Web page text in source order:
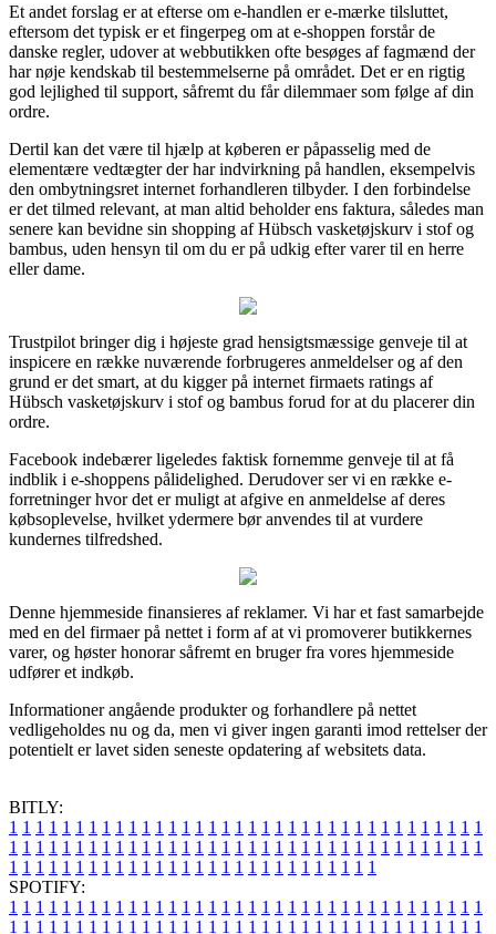
Et andet forslag er at efterse om e-handlen er e-mærke tilsluttet,
eftersom det typisk er et fingerpeg om at e-shoppen forstår de
danske regler, udover at webbutikken ofte besøges af fagmænd der
har nøje kendskab til bestemmelserne på området. Det er en rigtig
god lejlighed til support, såfremt du får dilemmaer som følge af din
ordre.
Dertil kan det være til hjælp at køberen er påpasselig med de
elementære vedtægter der har indvirkning på handlen, eksempelvis
den ombytningsret internet forhandleren tilbyder. I den forbindelse
er det tilmed relevant, at man altid beholder ens faktura, således man
senere kan bevidne sin shopping af Hübsch vasketøjskurv i stof og
bambus, uden hensyn til om du er på udkig efter varer til en herre
eller dame.
Trustpilot bringer dig i højeste grad hensigtsmæssige genveje til at
inspicere en række nuværende forbrugeres anmeldelser og af den
grund er det smart, at du kigger på internet firmaets ratings af
Hübsch vasketøjskurv i stof og bambus forud for at du placerer din
ordre.
Facebook indebærer ligeledes faktisk fornemme genveje til at få
indblik i e-shoppens pålidelighed. Derudover ser vi en række e-
forretninger hvor det er muligt at afgive en anmeldelse af deres
købsoplevelse, hvilket ydermere bør anvendes til at vurdere
kundernes tilfredshed.
Denne hjemmeside finansieres af reklamer. Vi har et fast samarbejde
med en del firmaer på nettet i form af at vi promoverer butikkernes
varer, og høster honorar såfremt en bruger fra vores hjemmeside
udfører et indkøb.
Informationer angående produkter og forhandlere på nettet
vedligeholdes nu og da, men vi giver ingen garanti imod rettelser der
potentielt er lavet siden seneste opdatering af websitets data.
BITLY:
1 1 1 1 1 1 1 1 1 1 1 1 1 1 1 1 1 1 1 1 1 1 1 1 1 1 1 1 1 1 1 1 1 1 1 1
1 1 1 1 1 1 1 1 1 1 1 1 1 1 1 1 1 1 1 1 1 1 1 1 1 1 1 1 1 1 1 1 1 1 1 1
1 1 1 1 1 1 1 1 1 1 1 1 1 1 1 1 1 1 1 1 1 1 1 1 1 1 1 1
SPOTIFY:
1 1 1 1 1 1 1 1 1 1 1 1 1 1 1 1 1 1 1 1 1 1 1 1 1 1 1 1 1 1 1 1 1 1 1 1
1 1 1 1 1 1 1 1 1 1 1 1 1 1 1 1 1 1 1 1 1 1 1 1 1 1 1 1 1 1 1 1 1 1 1 1